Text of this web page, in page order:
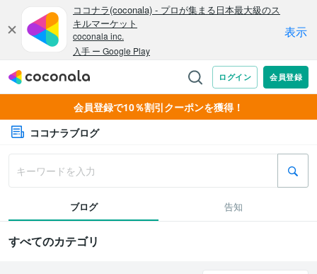
会員登録で10％割引クーポンを獲得！
ココナラブログ
ブログ 告知
すべてのカテゴリ